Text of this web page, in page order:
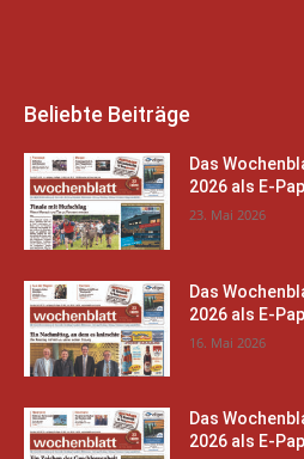
Beliebte Beiträge
Das
2026 als E-
23. Mai 2026
Das
2026 als E-
16. Mai 2026
Das
2026 als E-